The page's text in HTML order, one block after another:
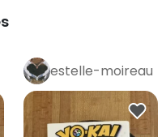
estelle-moireau